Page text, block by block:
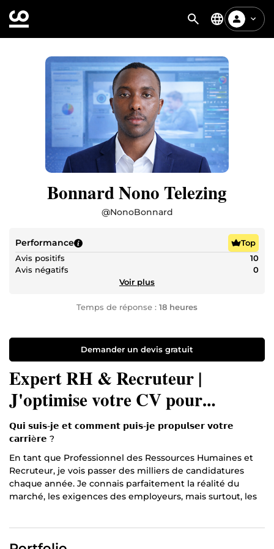
Bonnard Nono Telezing
@NonoBonnard
Performance
Top
Avis positifs
10
Avis négatifs
0
Voir plus
Temps de réponse : 18 heures
Demander un devis gratuit
Expert RH & Recruteur |
J'optimise votre CV pour
dompter les ATS et décrocher des
entretiens.
𝗤𝘂𝗶 𝘀𝘂𝗶𝘀-𝗷𝗲 𝗲𝘁 𝗰𝗼𝗺𝗺𝗲𝗻𝘁 𝗽𝘂𝗶𝘀-𝗷𝗲 𝗽𝗿𝗼𝗽𝘂𝗹𝘀𝗲𝗿 𝘃𝗼𝘁𝗿𝗲
𝗰𝗮𝗿𝗿𝗶è𝗿𝗲 ?
En tant que Professionnel des Ressources Humaines et
Recruteur, je vois passer des milliers de candidatures
chaque année. Je connais parfaitement la réalité du
marché, les exigences des employeurs, mais surtout, les